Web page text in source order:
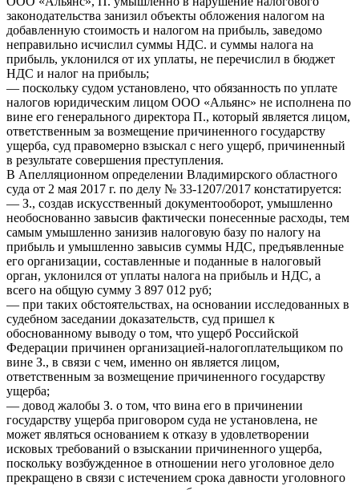
законодательства занизил объекты обложения налогом на
добавленную стоимость и налогом на прибыль, заведомо
неправильно исчислил суммы НДС. и суммы налога на
прибыль, уклонился от их уплаты, не перечислил в бюджет
НДС и налог на прибыль;
— поскольку судом установлено, что обязанность по уплате
налогов юридическим лицом ООО «Альянс» не исполнена по
вине его генерального директора П., который является лицом,
ответственным за возмещение причиненного государству
ущерба, суд правомерно взыскал с него ущерб, причиненный
в результате совершения преступления.
В Апелляционном определении Владимирского областного
суда от 2 мая 2017 г. по делу № 33-1207/2017 констатируется:
— З., создав искусственный документооборот, умышленно
необоснованно завысив фактически понесенные расходы, тем
самым умышленно занизив налоговую базу по налогу на
прибыль и умышленно завысив суммы НДС, предъявленные
его организации, составленные и поданные в налоговый
орган, уклонился от уплаты налога на прибыль и НДС, а
всего на общую сумму 3 897 012 руб;
— при таких обстоятельствах, на основании исследованных в
судебном заседании доказательств, суд пришел к
обоснованному выводу о том, что ущерб Российской
Федерации причинен организацией-налогоплательщиком по
вине З., в связи с чем, именно он является лицом,
ответственным за возмещение причиненного государству
ущерба;
— довод жалобы З. о том, что вина его в причинении
государству ущерба приговором суда не установлена, не
может являться основанием к отказу в удовлетворении
исковых требований о взыскании причиненного ущерба,
поскольку возбужденное в отношении него уголовное дело
прекращено в связи с истечением срока давности уголовного